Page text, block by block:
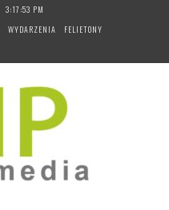
3:17:54 PM
WYDARZENIA FELIETONY